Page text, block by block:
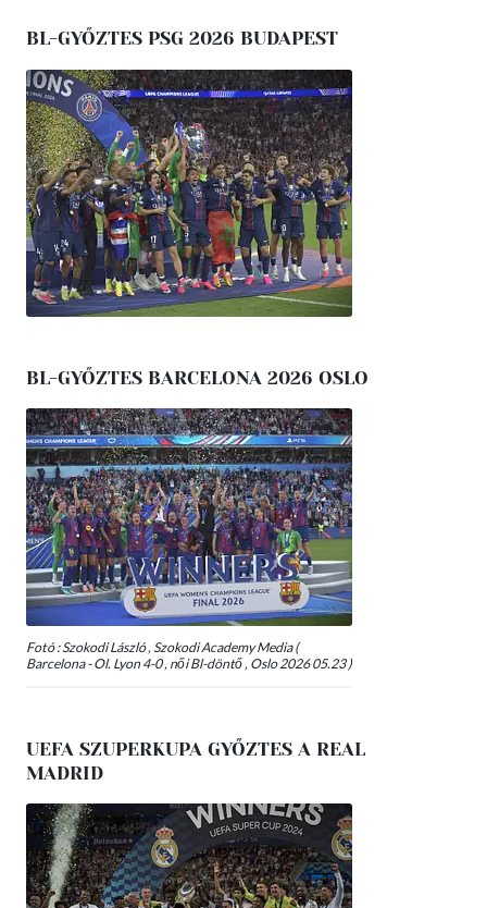
BL-GYŐZTES PSG 2026 BUDAPEST
BL-GYŐZTES BARCELONA 2026 OSLO
Fotó : Szokodi László , Szokodi Academy Media (
Barcelona - Ol. Lyon 4-0 , női Bl-döntő , Oslo 2026 05.23 )
UEFA SZUPERKUPA GYŐZTES A REAL
MADRID